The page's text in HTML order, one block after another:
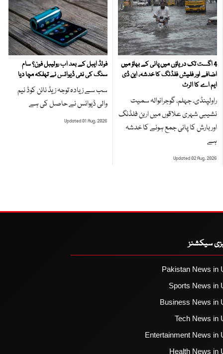
4 اگست تک دریاؤں میں پانی کے بہاؤ میں
اضافے اور فلیش فلڈنگ کا خدشہ، این ڈی
ایم اے کا الرٹ
راولپنڈی، جہلم، گوجرانوالہ سمیت
نشیبی شہری علاقوں میں اربن فلڈنگ
اور بارش کا پانی جمع ہونے کا خدشہ
ہے
Updated 02 Aug, 2026
فولڈ ایبل کے بعد اب رولیبل فون؟ سام
سنگ کی نئی ڈیوائس نے تہلکہ مچا دیا
سب سے زیادہ توجہ زیڈ نائن کوڈ نیم
والی ڈیوائس نے حاصل کی ہے
Updated 01 Aug, 2026
سیکشنز
Pakistan News in
Sports News in
Business News in
Tech News in
Entertainment News in
Health News in